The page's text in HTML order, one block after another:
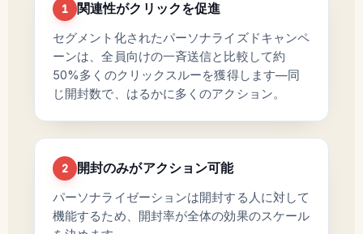
1 関連性がクリックを促進
セグメント化されたパーソナライズドキャンペ
ーンは、全員向けの一斉送信と比較して約
50%多くのクリックスルーを獲得します—同
じ開封数で、はるかに多くのアクション。
2 開封のみがアクション可能
パーソナライゼーションは開封する人に対して
機能するため、開封率が全体の効果のスケール